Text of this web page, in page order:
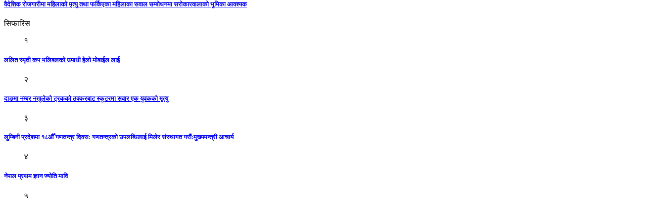
वैदेशिक रोजगारीमा महिलाको मृत्यु तथा फर्किएका महिलाका सवाल सम्बोधनमा सरोकारवालाको भूमिका आवश्यक
सिफारिस
१
ललित स्मृती कप भलिबलको उपाधी हेलो मोबाईल लाई
२
दाङमा नम्बर नखुलेको ट्रकको ठक्करबाट स्कुटरमा सवार एक युवकको मृत्यु
३
लुम्बिनी प्रदेशमा १८औँ गणतन्त्र दिवस: गणतन्त्रकाे उपलब्धिलाई मिलेर संस्थागत गराैं:मुख्यमन्त्री आचार्य
४
नेपाल प्रथम ज्ञान ज्योति मावि
५